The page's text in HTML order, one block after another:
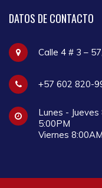
DATOS DE CONTACTO
Calle 4 # 3 –
+57 602 820-
Lunes -
5:00PM
Viernes